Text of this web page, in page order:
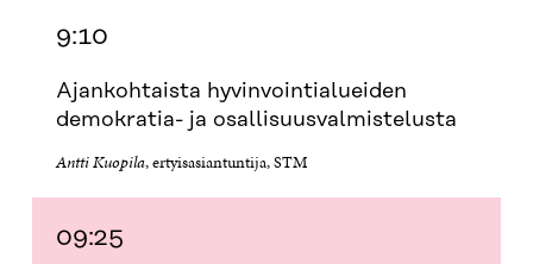
9:10
Ajankohtaista hyvinvointialueiden
demokratia- ja osallisuusvalmistelusta
Antti Kuopila, ertyisasiantuntija, STM
09:25